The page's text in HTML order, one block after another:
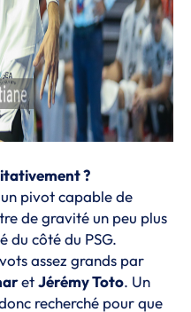
?
pivot capable de
de gravité un peu plus
du côté du PSG.
assez grands par
etJérémy Toto. Un
recherché pour que